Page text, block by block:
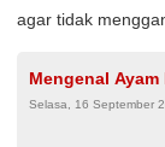
agar tidak
Mengenal
Selasa, 16 September